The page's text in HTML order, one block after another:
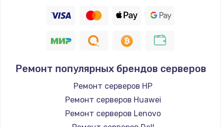
Заказать
Замена шнура
Заказать
Замена / ремонт электронного модуля
управления
600 руб.
Ремонт популярных брендов серверов
Ремонт серверов HP
Ремонт серверов Huawei
Ремонт серверов Lenovo